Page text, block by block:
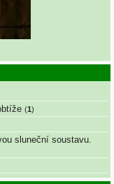
(1)
sluneční soustavu.